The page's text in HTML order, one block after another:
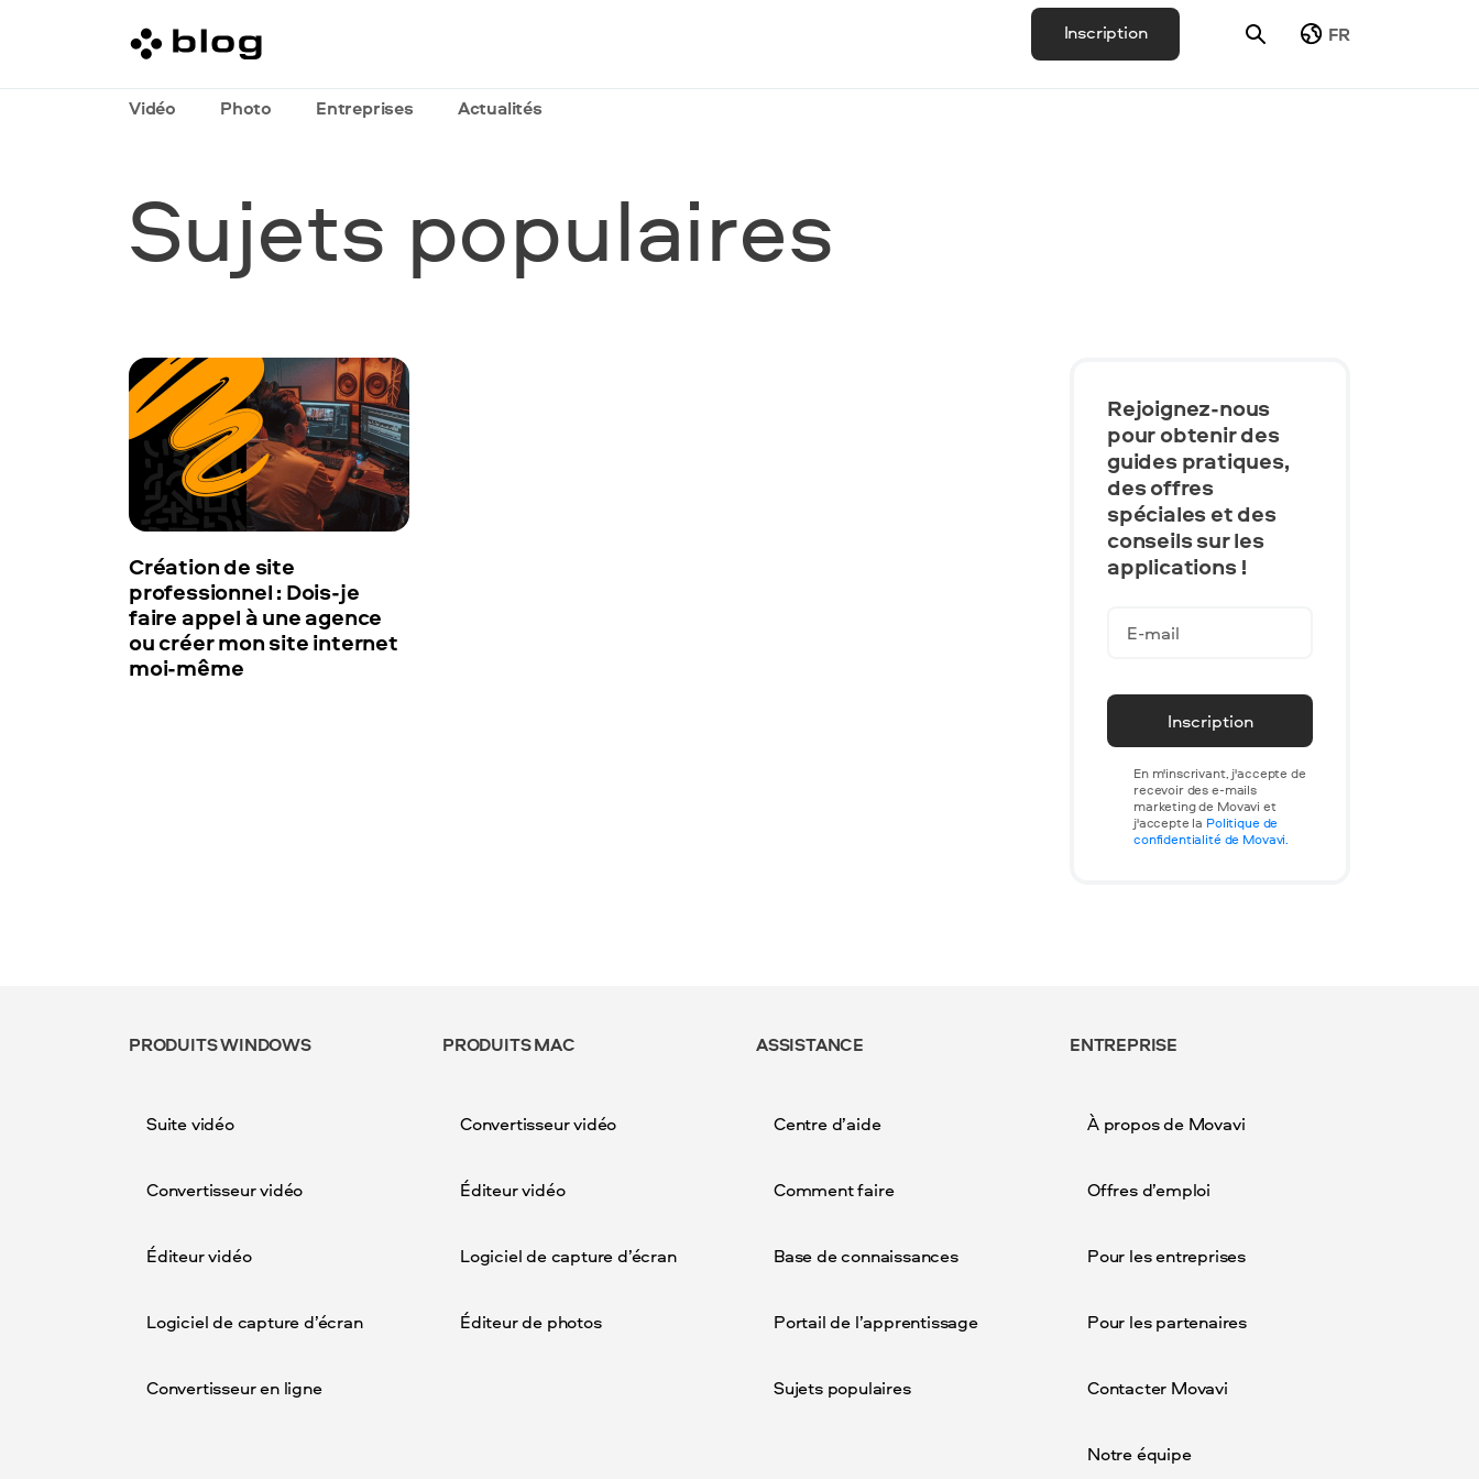
Inscription FR
Vidéo Photo Entreprises Actualités
Sujets populaires
Création de site
professionnel : Dois-je
faire appel à une agence
ou créer mon site internet
moi-même
Rejoignez-nous
pour obtenir des
guides pratiques,
des offres
spéciales et des
conseils sur les
applications !
Inscription
En m'inscrivant, j'accepte de
recevoir des e-mails
marketing de Movavi et
j'accepte la Politique de
confidentialité de Movavi.
PRODUITS WINDOWS
Suite vidéo
Convertisseur vidéo
Éditeur vidéo
Logiciel de capture d’écran
Convertisseur en ligne
PRODUITS MAC
Convertisseur vidéo
Éditeur vidéo
Logiciel de capture d’écran
Éditeur de photos
ASSISTANCE
Centre d’aide
Comment faire
Base de connaissances
Portail de l’apprentissage
Sujets populaires
ENTREPRISE
À propos de Movavi
Offres d’emploi
Pour les entreprises
Pour les partenaires
Contacter Movavi
Notre équipe